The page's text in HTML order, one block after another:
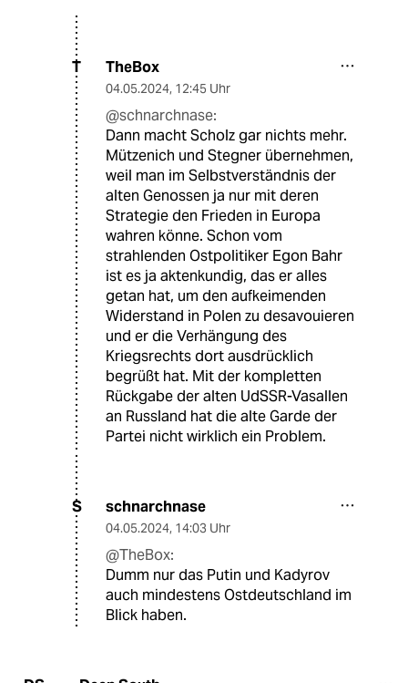
T TheBox
04.05.2024, 12:45 Uhr
@schnarchnase:
Dann macht Scholz gar nichts mehr.
Mützenich und Stegner übernehmen,
weil man im Selbstverständnis der
alten Genossen ja nur mit deren
Strategie den Frieden in Europa
wahren könne. Schon vom
strahlenden Ostpolitiker Egon Bahr
ist es ja aktenkundig, das er alles
getan hat, um den aufkeimenden
Widerstand in Polen zu desavouieren
und er die Verhängung des
Kriegsrechts dort ausdrücklich
begrüßt hat. Mit der kompletten
Rückgabe der alten UdSSR-Vasallen
an Russland hat die alte Garde der
Partei nicht wirklich ein Problem.
S schnarchnase
04.05.2024, 14:03 Uhr
@TheBox:
Dumm nur das Putin und Kadyrov
auch mindestens Ostdeutschland im
Blick haben.